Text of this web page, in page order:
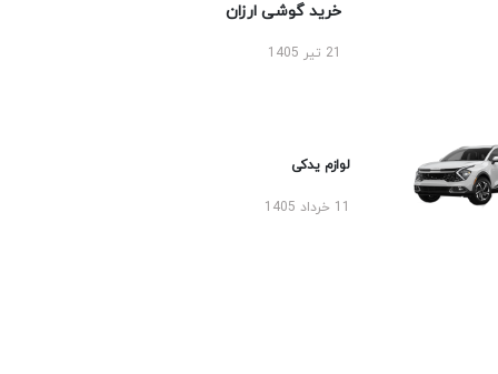
خرید گوشی ارزان
لوازم یدکی